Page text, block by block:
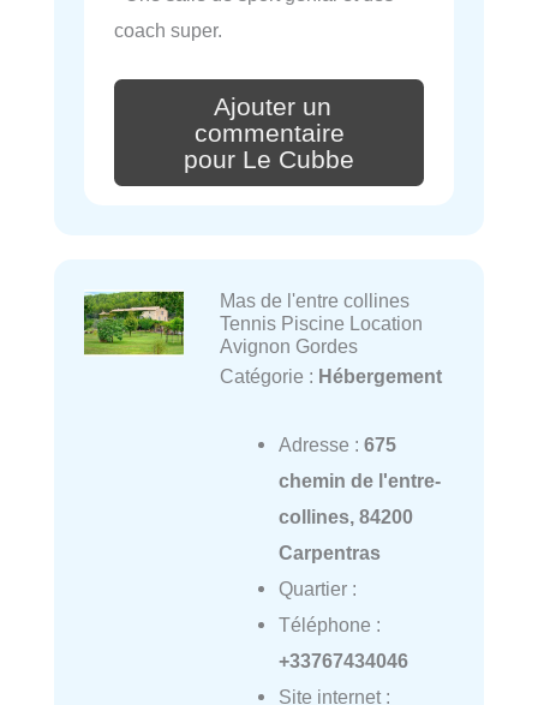
coach super.
Ajouter un
commentaire
pour Le Cubbe
Mas de l'entre collines
Tennis Piscine Location
Avignon Gordes
Catégorie : Hébergement
Adresse : 675
chemin de l'entre-
collines, 84200
Carpentras
Quartier :
Téléphone :
+33767434046
Site internet :